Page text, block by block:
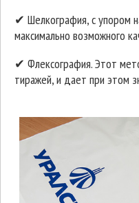
✔ Шелкография, с упором
максимально возможного
✔ Флексография. Этот
тиражей, и дает при этом